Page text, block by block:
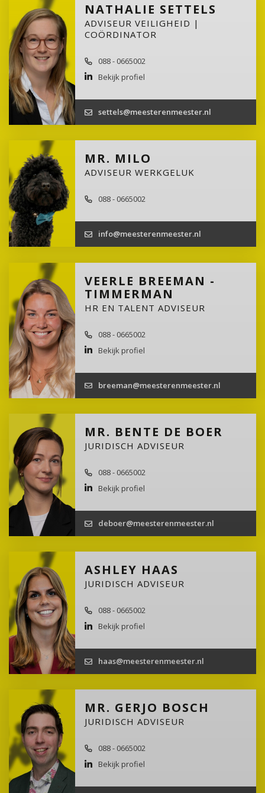
NATHALIE SETTELS
ADVISEUR VEILIGHEID |
COÖRDINATOR
088 - 0665002
Bekijk profiel
settels@meesterenmeester.nl
MR. MILO
ADVISEUR WERKGELUK
088 - 0665002
info@meesterenmeester.nl
VEERLE BREEMAN -
TIMMERMAN
HR EN TALENT ADVISEUR
088 - 0665002
Bekijk profiel
breeman@meesterenmeester.nl
MR. BENTE DE BOER
JURIDISCH ADVISEUR
088 - 0665002
Bekijk profiel
deboer@meesterenmeester.nl
ASHLEY HAAS
JURIDISCH ADVISEUR
088 - 0665002
Bekijk profiel
haas@meesterenmeester.nl
MR. GERJO BOSCH
JURIDISCH ADVISEUR
088 - 0665002
Bekijk profiel